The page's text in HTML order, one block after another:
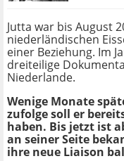
Jutta war bis August
niederländischen
einer Beziehung. Im
dreiteilige
Niederlande.
Wenige Monate
zufolge soll er
haben. Bis jetzt ist
an seiner Seite
ihre neue Liaison